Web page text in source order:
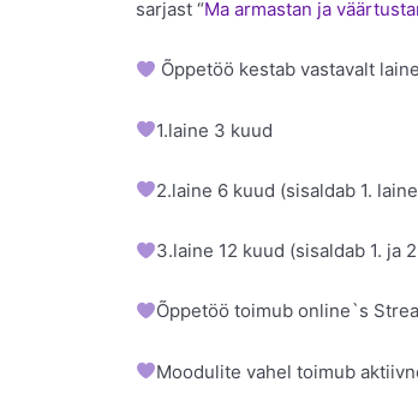
sarjast “Ma armastan ja
Õppetöö kestab vastavalt
1.laine 3 kuud
2.laine 6 kuud (sisaldab 1.
3.laine 12 kuud (sisaldab 1. ja
Õppetöö toimub online`s
Moodulite vahel toimub